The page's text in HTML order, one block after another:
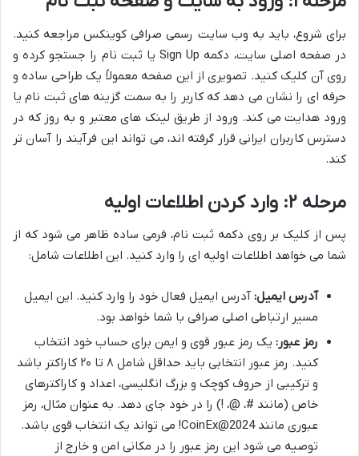
برای شروع، باید به وب سایت رسمی صرافی کوینکس مراجعه کنید.
در صفحه اصلی سایت، دکمه Sign Up یا ثبت نام را جستجو کرده و
روی آن کلیک کنید. تصویری از این صفحه معمولاً یک طراحی ساده و
حرفه ای را نشان می دهد که کاربر را به سمت گزینه های ثبت نام یا
ورود هدایت می کند. ورود از طریق لینک های معتبر و به روز که در
دسترس کاربران ایرانی قرار گرفته اند، می تواند این فرآیند را آسان تر
کند.
مرحله ۲: وارد کردن اطلاعات اولیه
پس از کلیک بر روی دکمه ثبت نام، فرمی ساده ظاهر می شود که از
شما می خواهد اطلاعات اولیه ای را وارد کنید. این اطلاعات شامل:
آدرس ایمیل: آدرس ایمیل فعال خود را وارد کنید. این ایمیل
مسیر ارتباطی اصلی صرافی با شما خواهد بود.
رمز عبور: یک رمز عبور قوی و ایمن برای حساب خود انتخاب
کنید. رمز عبور انتخابی باید حداقل شامل ۸ تا ۲۰ کاراکتر باشد
و ترکیبی از حروف کوچک و بزرگ انگلیسی، اعداد و کاراکترهای
خاص (مانند #، @، !) را در خود جای دهد. به عنوان مثال، رمز
عبوری مانند CoinEx@2024! می تواند یک انتخاب قوی باشد.
توصیه می شود این رمز عبور را در مکانی امن و خارج از